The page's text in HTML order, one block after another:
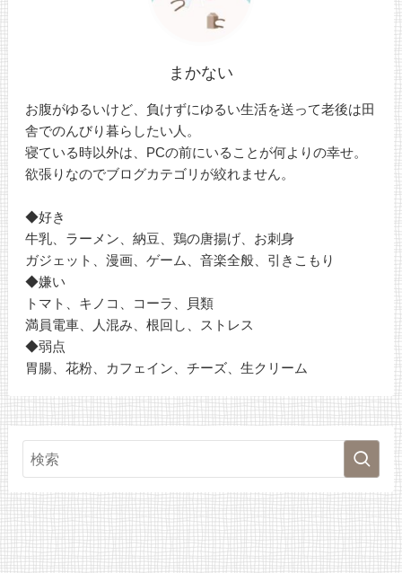
まかない
お腹がゆるいけど、負けずにゆるい生活を送って老後は田
舎でのんびり暮らしたい人。
寝ている時以外は、PCの前にいることが何よりの幸せ。
欲張りなのでブログカテゴリが絞れません。
◆好き
牛乳、ラーメン、納豆、鶏の唐揚げ、お刺身
ガジェット、漫画、ゲーム、音楽全般、引きこもり
◆嫌い
トマト、キノコ、コーラ、貝類
満員電車、人混み、根回し、ストレス
◆弱点
胃腸、花粉、カフェイン、チーズ、生クリーム